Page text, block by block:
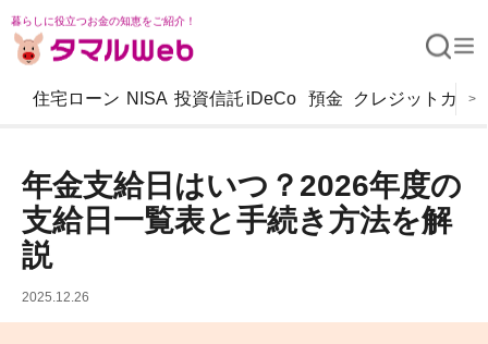
暮らしに役立つお金の知恵をご紹介！
住宅ローン NISA 投資信託 iDeCo 預金 クレジットカー
>
年金支給日はいつ？2026年度の
支給日一覧表と手続き方法を解
説
2025.12.26